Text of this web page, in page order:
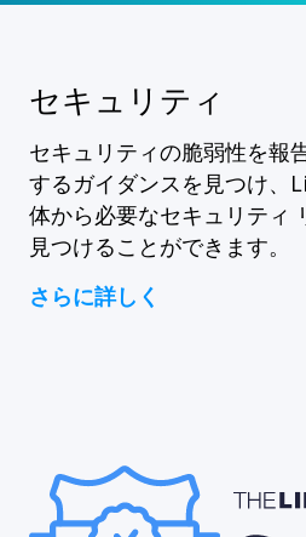
セキュリティ
セキュリティの脆弱性を報
するガイダンスを見つけ
体から必要なセキュリティ
見つけることができます。
さらに詳しく